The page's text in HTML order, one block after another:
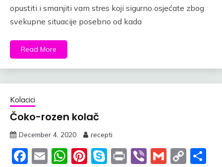
opustiti i smanjiti vam stres koji sigurno osjećate zbog
svekupne situacije posebno od kada
Read More
Kolacici
Čoko-rozen kolač
December 4, 2020 recepti
Facebook
EmailWhatsApp
Pinterest
Skype
PrintViberGmail